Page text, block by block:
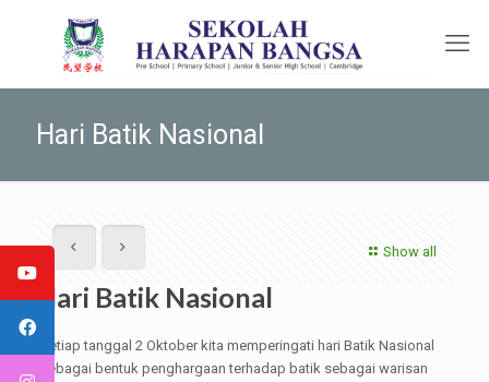
Hari Batik Nasional
Show all
Hari Batik Nasional
Setiap tanggal 2 Oktober kita memperingati hari Batik Nasional
sebagai bentuk penghargaan terhadap batik sebagai warisan